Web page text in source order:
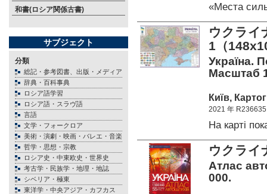
和書(ロシア関係古書)
サブジェクト
分類
総記・参考図書、出版・メディア
辞典・百科事典
ロシア語学習
ロシア語・スラヴ語
言語
文学・フォークロア
美術・演劇・映画・バレエ・音楽
哲学・思想・宗教
ロシア史・中東欧史・世界史
考古学・民族学・地理・地誌
シベリア・極東
東洋学・中央アジア・カフカス
«Места
ウクライ
1（
Україна.
Масштаб
Київ,
2021 年 R236635
На карті
ウクライ
Атлас
000.